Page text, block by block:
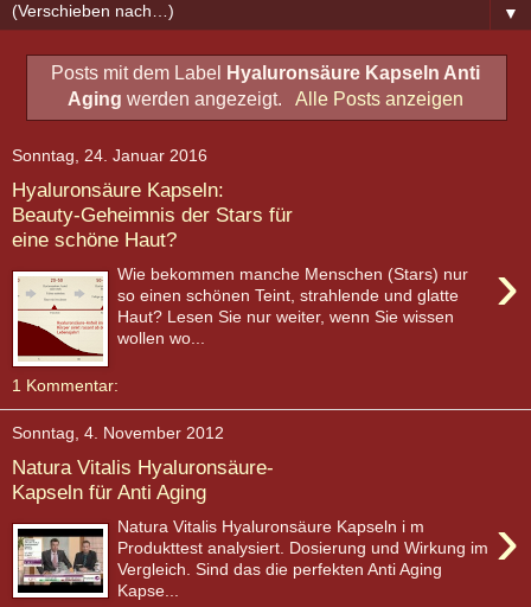
▼
Posts mit dem Label
Hyaluronsäure Kapseln Anti
Aging werden angezeigt. Alle Posts anzeigen
Sonntag, 24. Januar 2016
Hyaluronsäure Kapseln:
Beauty-Geheimnis der Stars für
eine schöne Haut?
›
Wie bekommen manche Menschen (Stars) nur
so einen schönen Teint, strahlende und glatte
Haut? Lesen Sie nur weiter, wenn Sie wissen
wollen wo...
1 Kommentar:
Sonntag, 4. November 2012
Natura Vitalis Hyaluronsäure-
Kapseln für Anti Aging
›
Natura Vitalis Hyaluronsäure Kapseln i m
Produkttest analysiert. Dosierung und Wirkung im
Vergleich. Sind das die perfekten Anti Aging
Kapse...